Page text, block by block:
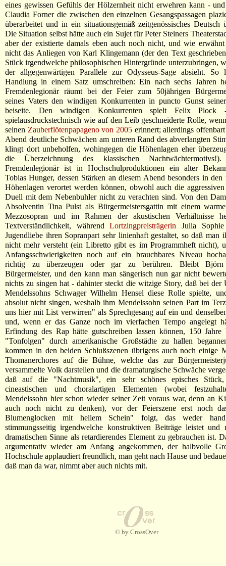
eines gewissen Gefühls der Hölzernheit nicht erwehren kann -
Claudia Forner die zwischen den einzelnen Gesangspassagen
überarbeitet und in ein situationsgemäß zeitgenössisches Deutsch
Die Situation selbst hätte auch ein Sujet für Peter Steiners
aber der existierte damals eben auch noch nicht, und wie
nicht das Anliegen von Karl Klingemann (der den Text
Stück irgendwelche philosophischen Hintergründe unterzubringen,
der allgegenwärtigen Parallele zur Odysseus-Sage absieht.
Handlung in einem Satz umschreiben: Ein nach sechs Jahren
Fremdenlegionär räumt bei der Feier zum 50jährigen
seines Vaters den windigen Konkurrenten in puncto Gunst
beiseite. Den windigen Konkurrenten spielt Felix
spielausdruckstechnisch wie auf den Leib geschneiderte Rolle,
seinen Zauberflötenpapageno von 2005 erinnert; allerdings
Abend deutliche Schwächen am unteren Rand des abverlangten
klingt dort unbeholfen, wohingegen die Höhenlagen eher
die Überzeichnung des klassischen
Fremdenlegionär ist in Hochschulproduktionen ein alter
Tobias Hunger, dessen Stärken an diesem Abend besonders in den
Höhenlagen verortet werden können, obwohl auch die aggressiven
Duell mit dem Nebenbuhler nicht zu verachten sind. Von den
Absolventin Tina Pulst als Bürgermeistersgattin mit einem
Mezzosopran und im Rahmen der akustischen Verhältnisse
Textverständlichkeit, währendLortzingpreisträgerin Julia
Jugendliebe ihren Sopranpart sehr linienhaft gestaltet, so daß man
nicht mehr versteht (ein Libretto gibt es im Programmheft nicht),
Anfangsschwierigkeiten noch auf ein brauchbares Niveau
richtig zu überzeugen oder gar zu berühren. Bleibt
Bürgermeister, und den kann man sängerisch nun gar nicht
nichts zu singen hat - dahinter steckt die witzige Story, daß bei der
Mendelssohns Schwager Wilhelm Hensel diese Rolle spielte,
absolut nicht singen, weshalb ihm Mendelssohn seinen Part im
uns hier mit List verwirren" als Sprechgesang auf ein und
und, wenn er das Ganze noch im vierfachen Tempo angelegt
Erfindung des Rap hätte gutschreiben lassen können, 150 Jahre
"Tonfolgen" durch amerikanische Großstädte zu hallen
kommen in den beiden Schlußszenen übrigens auch noch einige
Thomanerchores auf die Bühne, welche das zur
versammelte Volk darstellen und die dramaturgische Schwäche
daß auf die "Nachtmusik", ein sehr schönes episches
cineastischen und choralartigen Elementen (wobei
Mendelssohn hier schon wieder seiner Zeit voraus war, denn an
auch noch nicht zu denken), vor der Feierszene erst noch
Blumenglocken mit hellem Schein" folgt, das weder
stimmungsseitig irgendwelche konstruktiven Beiträge leistet
dramatischen Sinne als retardierendes Element zu gebrauchen ist.
argumentativ wieder am Anfang angekommen, der halbvolle
Hochschule applaudiert freundlich, man geht nach Hause und
daß man da war, nimmt aber auch nichts mit.
© by CrossOver